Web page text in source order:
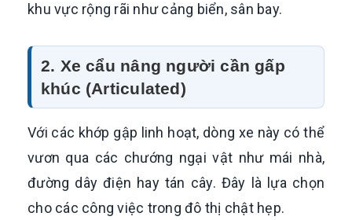
khu vực rộng rãi như cảng biển, sân bay.
2. Xe cẩu nâng người cần gấp
khúc (Articulated)
Với các khớp gập linh hoạt, dòng xe này có thể
vươn qua các chướng ngại vật như mái nhà,
đường dây điện hay tán cây. Đây là lựa chọn
cho các công việc trong đô thị chật hẹp.